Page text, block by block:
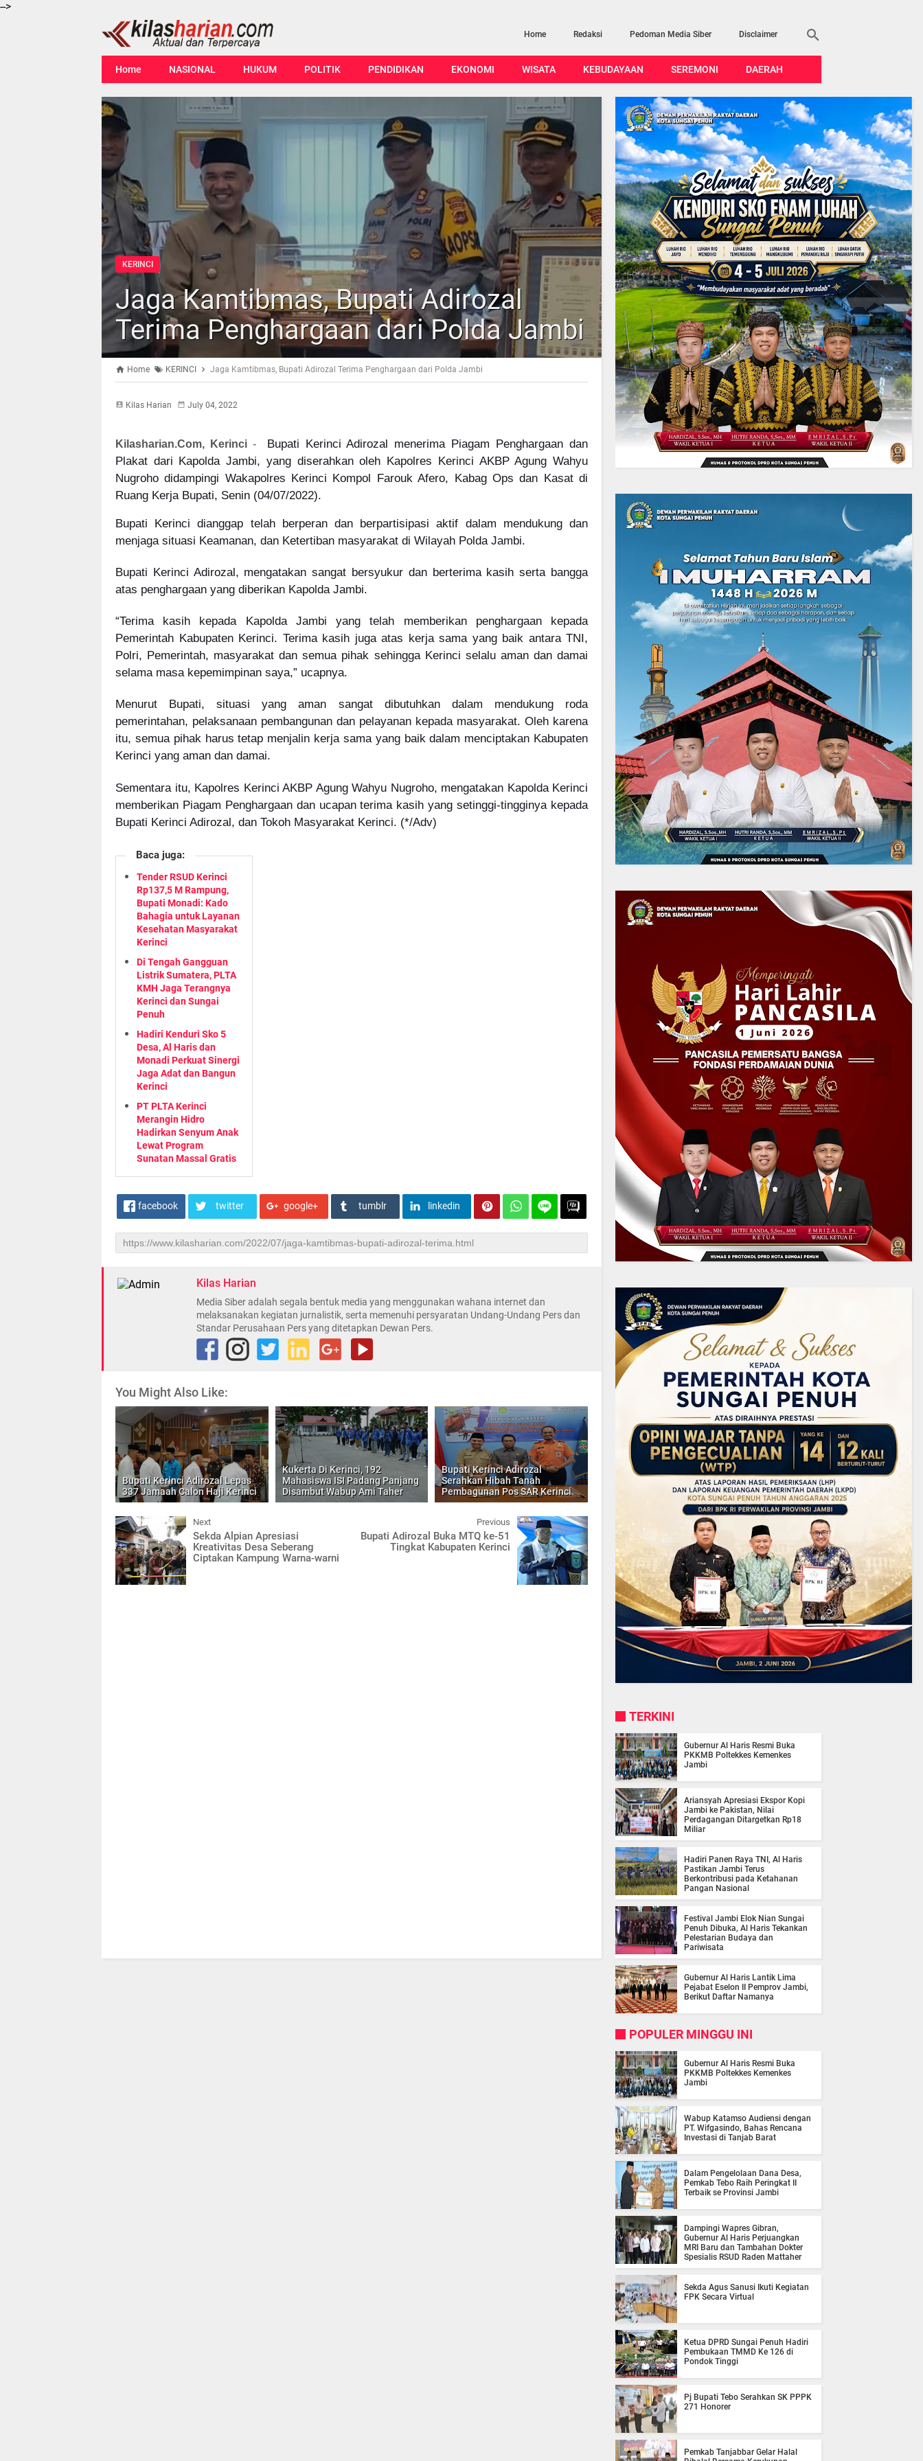
-->
Home Redaksi Pedoman Media Siber Disclaimer
Home NASIONAL HUKUM POLITIK PENDIDIKAN EKONOMI WISATA KEBUDAYAAN SEREMONI DAERAH
KERINCI
Jaga Kamtibmas, Bupati Adirozal
Terima Penghargaan dari Polda Jambi
Home KERINCI Jaga Kamtibmas, Bupati Adirozal Terima Penghargaan dari Polda Jambi
Kilas Harian July 04, 2022
Kilasharian.Com, Kerinci- Bupati Kerinci Adirozal menerima Piagam Penghargaan dan
Plakat dari Kapolda Jambi, yang diserahkan oleh Kapolres Kerinci AKBP Agung Wahyu
Nugroho didampingi Wakapolres Kerinci Kompol Farouk Afero, Kabag Ops dan Kasat di
Ruang Kerja Bupati, Senin (04/07/2022).
Bupati Kerinci dianggap telah berperan dan berpartisipasi aktif dalam mendukung dan
menjaga situasi Keamanan, dan Ketertiban masyarakat di Wilayah Polda Jambi.
Bupati Kerinci Adirozal, mengatakan sangat bersyukur dan berterima kasih serta bangga
atas penghargaan yang diberikan Kapolda Jambi.
“Terima kasih kepada Kapolda Jambi yang telah memberikan penghargaan kepada
Pemerintah Kabupaten Kerinci. Terima kasih juga atas kerja sama yang baik antara TNI,
Polri, Pemerintah, masyarakat dan semua pihak sehingga Kerinci selalu aman dan damai
selama masa kepemimpinan saya,” ucapnya.
Menurut Bupati, situasi yang aman sangat dibutuhkan dalam mendukung roda
pemerintahan, pelaksanaan pembangunan dan pelayanan kepada masyarakat. Oleh karena
itu, semua pihak harus tetap menjalin kerja sama yang baik dalam menciptakan Kabupaten
Kerinci yang aman dan damai.
Sementara itu, Kapolres Kerinci AKBP Agung Wahyu Nugroho, mengatakan Kapolda Kerinci
memberikan Piagam Penghargaan dan ucapan terima kasih yang setinggi-tingginya kepada
Bupati Kerinci Adirozal, dan Tokoh Masyarakat Kerinci. (*/Adv)
Baca juga:
Tender RSUD Kerinci
Rp137,5 M Rampung,
Bupati Monadi: Kado
Bahagia untuk Layanan
Kesehatan Masyarakat
Kerinci
Di Tengah Gangguan
Listrik Sumatera, PLTA
KMH Jaga Terangnya
Kerinci dan Sungai
Penuh
Hadiri Kenduri Sko 5
Desa, Al Haris dan
Monadi Perkuat Sinergi
Jaga Adat dan Bangun
Kerinci
PT PLTA Kerinci
Merangin Hidro
Hadirkan Senyum Anak
Lewat Program
Sunatan Massal Gratis
facebook twitter google+ tumblr linkedin
Kilas Harian
Media Siber adalah segala bentuk media yang menggunakan wahana internet dan
melaksanakan kegiatan jurnalistik, serta memenuhi persyaratan Undang-Undang Pers dan
Standar Perusahaan Pers yang ditetapkan Dewan Pers.
You Might Also Like:
Bupati Kerinci Adirozal Lepas
337 Jamaah Calon Haji Kerinci
Kukerta Di Kerinci, 192
Mahasiswa ISI Padang Panjang
Disambut Wabup Ami Taher
Bupati Kerinci Adirozal
Serahkan Hibah Tanah
Pembagunan Pos SAR Kerinci
Next
Sekda Alpian Apresiasi
Kreativitas Desa Seberang
Ciptakan Kampung Warna-warni
Previous
Bupati Adirozal Buka MTQ ke-51
Tingkat Kabupaten Kerinci
TERKINI
Gubernur Al Haris Resmi Buka
PKKMB Poltekkes Kemenkes
Jambi
Ariansyah Apresiasi Ekspor Kopi
Jambi ke Pakistan, Nilai
Perdagangan Ditargetkan Rp18
Miliar
Hadiri Panen Raya TNI, Al Haris
Pastikan Jambi Terus
Berkontribusi pada Ketahanan
Pangan Nasional
Festival Jambi Elok Nian Sungai
Penuh Dibuka, Al Haris Tekankan
Pelestarian Budaya dan
Pariwisata
Gubernur Al Haris Lantik Lima
Pejabat Eselon II Pemprov Jambi,
Berikut Daftar Namanya
POPULER MINGGU INI
Gubernur Al Haris Resmi Buka
PKKMB Poltekkes Kemenkes
Jambi
Wabup Katamso Audiensi dengan
PT. Wifgasindo, Bahas Rencana
Investasi di Tanjab Barat
Dalam Pengelolaan Dana Desa,
Pemkab Tebo Raih Peringkat II
Terbaik se Provinsi Jambi
Dampingi Wapres Gibran,
Gubernur Al Haris Perjuangkan
MRI Baru dan Tambahan Dokter
Spesialis RSUD Raden Mattaher
Sekda Agus Sanusi Ikuti Kegiatan
FPK Secara Virtual
Ketua DPRD Sungai Penuh Hadiri
Pembukaan TMMD Ke 126 di
Pondok Tinggi
Pj Bupati Tebo Serahkan SK PPPK
271 Honorer
Pemkab Tanjabbar Gelar Halal